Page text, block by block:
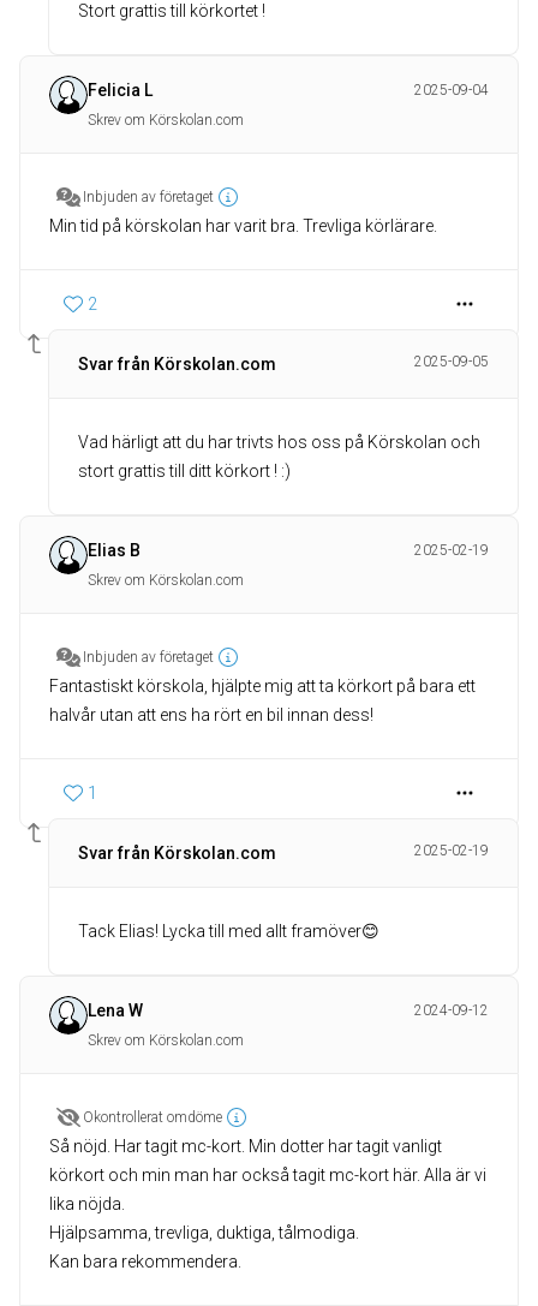
Stort grattis till körkortet !
Felicia L
2025-09-04
Skrev om Körskolan.com
Inbjuden av företaget
Min tid på körskolan har varit bra. Trevliga körlärare.
2
Svar från Körskolan.com 2025-09-05
Vad härligt att du har trivts hos oss på Körskolan och
stort grattis till ditt körkort ! :)
Elias B
2025-02-19
Skrev om Körskolan.com
Inbjuden av företaget
Fantastiskt körskola, hjälpte mig att ta körkort på bara ett
halvår utan att ens ha rört en bil innan dess!
1
Svar från Körskolan.com 2025-02-19
Tack Elias! Lycka till med allt framöver😊
Lena W
2024-09-12
Skrev om Körskolan.com
Okontrollerat omdöme
Så nöjd. Har tagit mc-kort. Min dotter har tagit vanligt
körkort och min man har också tagit mc-kort här. Alla är vi
lika nöjda.
Hjälpsamma, trevliga, duktiga, tålmodiga.
Kan bara rekommendera.